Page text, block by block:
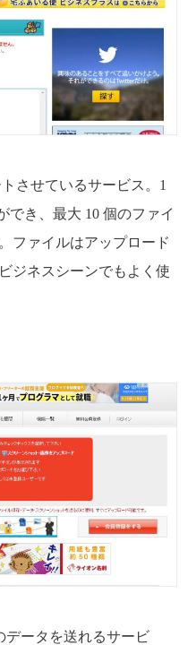
させているサービス。1
でき、最大 10 個のファイ
ファイルはアップロード
ジネスシーンでもよく使
データを送れるサービ